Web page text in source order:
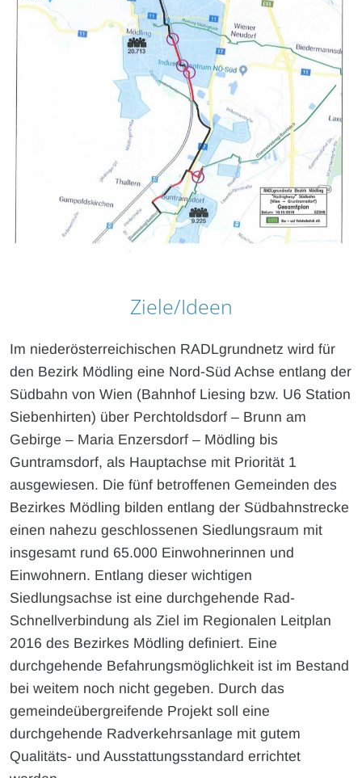
Ziele/Ideen
Im niederösterreichischen RADLgrundnetz wird für
den Bezirk Mödling eine Nord-Süd Achse entlang der
Südbahn von Wien (Bahnhof Liesing bzw. U6 Station
Siebenhirten) über Perchtoldsdorf – Brunn am
Gebirge – Maria Enzersdorf – Mödling bis
Guntramsdorf, als Hauptachse mit Priorität 1
ausgewiesen. Die fünf betroffenen Gemeinden des
Bezirkes Mödling bilden entlang der Südbahnstrecke
einen nahezu geschlossenen Siedlungsraum mit
insgesamt rund 65.000 Einwohnerinnen und
Einwohnern. Entlang dieser wichtigen
Siedlungsachse ist eine durchgehende Rad-
Schnellverbindung als Ziel im Regionalen Leitplan
2016 des Bezirkes Mödling definiert. Eine
durchgehende Befahrungsmöglichkeit ist im Bestand
bei weitem noch nicht gegeben. Durch das
gemeindeübergreifende Projekt soll eine
durchgehende Radverkehrsanlage mit gutem
Qualitäts- und Ausstattungsstandard errichtet